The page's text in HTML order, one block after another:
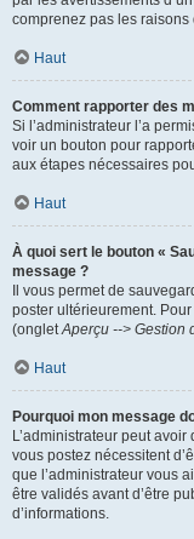
comprenez pas les raisons
Haut
Comment rapporter des
Si l’administrateur l’a
voir un bouton pour
aux étapes nécessaires
Haut
À quoi sert le bouton «
message ?
Il vous permet de
poster ultérieurement.
(ongletAperçu --> Gestion
Haut
Pourquoi mon message
L’administrateur peut
vous postez nécessitent
que l’administrateur vous
être validés avant d’être
d’informations.